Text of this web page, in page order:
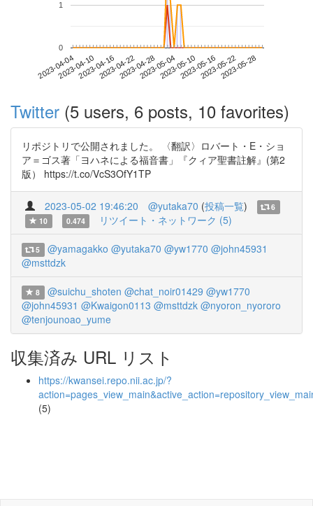
2023-04-042023-04-102023-04-162023-04-222023-04-282023-05-042023-05-102023-05-162023-05-222023-05-28
0
1
Twitter (5 users, 6 posts, 10 favorites)
リポジトリで公開されました。 〈翻訳〉ロバート・E・ショ
ア＝ゴス著「ヨハネによる福音書」『クィア聖書註解』(第2
版） https://t.co/VcS3OfY1TP
2023-05-02 19:46:20 @yutaka70 (投稿一覧)
6
10
0.474 リツイート・ネットワーク (5)
5 @yamagakko @yutaka70 @yw1770 @john45931
@msttdzk
8 @suichu_shoten @chat_noir01429 @yw1770
@john45931 @Kwaigon0113 @msttdzk @nyoron_nyororo
@tenjounoao_yume
収集済み URL リスト
https://kwansei.repo.nii.ac.jp/?
(5)